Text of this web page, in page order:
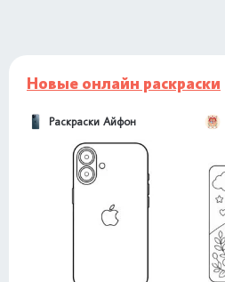
Новые онлайн раскраски
Раскраски Айфон